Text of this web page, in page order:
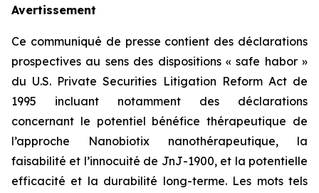
Avertissement
Ce communiqué de presse contient des déclarations
prospectives au sens des dispositions « safe habor »
du U.S. Private Securities Litigation Reform Act de
1995 incluant notamment des déclarations
concernant le potentiel bénéfice thérapeutique de
l’approche Nanobiotix nanothérapeutique, la
faisabilité et l’innocuité de JnJ-1900, et la potentielle
efficacité et la durabilité long-terme. Les mots tels